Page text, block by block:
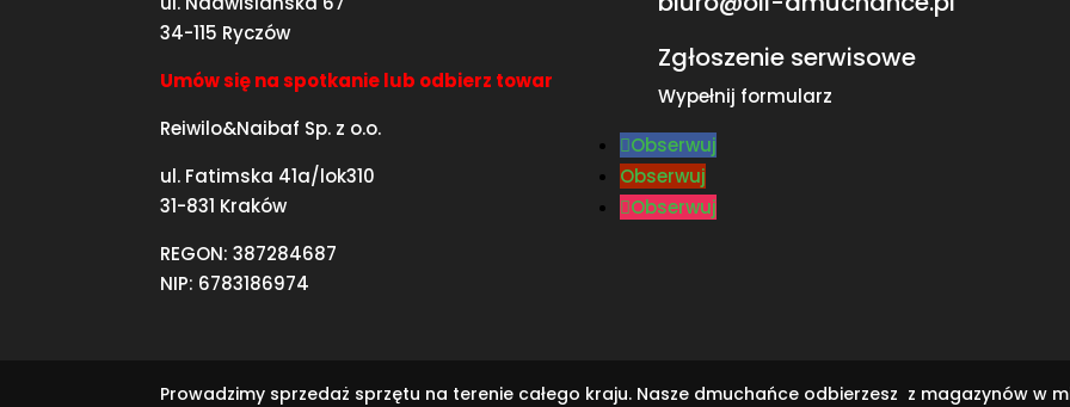
34-115 Ryczów
Umów się na spotkanie lub odbierz towar
Reiwilo&Naibaf Sp. z o.o.
ul. Fatimska 41a/lok310
31-831 Kraków
REGON: 387284687
NIP: 6783186974
Zgłoszenie serwisowe
Wypełnij formularz
Obserwuj
Obserwuj
Obserwuj
Prowadzimy sprzedaż sprzętu na terenie całego kraju. Nasze dmuchańce odbierzesz z magazynów w